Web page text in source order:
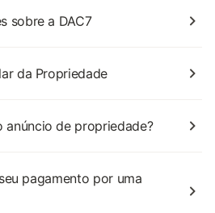
sobre a DAC7
da Propriedade
anúncio de propriedade?
pagamento por uma